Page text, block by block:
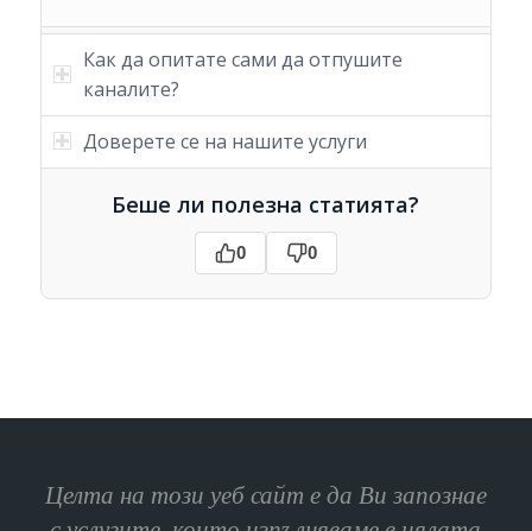
Как да опитате сами да отпушите
каналите?
Доверете се на нашите услуги
Беше ли полезна статията?
0 0
Целта на този уеб сайт е да Ви запознае